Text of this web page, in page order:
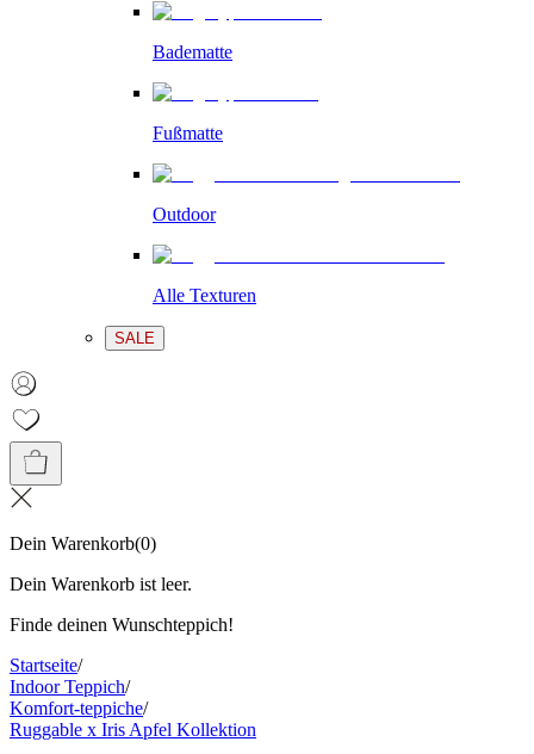
Badematte
Fußmatte
Outdoor
Alle Texturen
SALE
Dein Warenkorb(0)
Dein Warenkorb ist leer.
Finde deinen Wunschteppich!
Startseite/
Indoor Teppich/
Komfort-teppiche/
Ruggable x Iris Apfel Kollektion